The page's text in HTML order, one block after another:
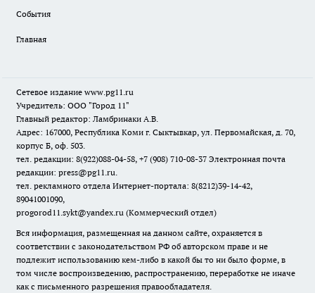
События
Главная
Сетевое издание www.pg11.ru
Учредитель: ООО "Город 11"
Главный редактор: Ламбринаки А.В.
Адрес: 167000, Республика Коми г. Сыктывкар, ул. Первомайская, д. 70,
корпус Б, оф. 503.
тел. редакции: 8(922)088-04-58, +7 (908) 710-08-37 Электронная почта
редакции: press@pg11.ru.
тел. рекламного отдела Интернет-портала: 8(8212)39-14-42,
89041001090,
progorod11.sykt@yandex.ru (Коммерческий отдел)
Вся информация, размещенная на данном сайте, охраняется в
соответствии с законодательством РФ об авторском праве и не
подлежит использованию кем-либо в какой бы то ни было форме, в
том числе воспроизведению, распространению, переработке не иначе
как с письменного разрешения правообладателя.